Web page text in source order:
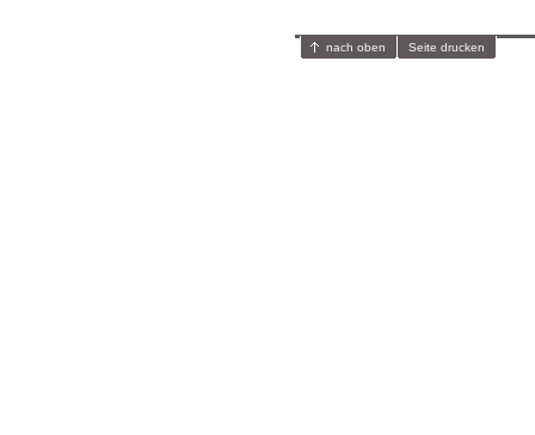
nach oben Seite drucken